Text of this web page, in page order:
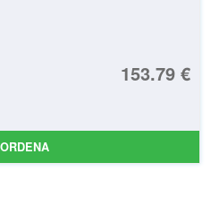
153.79 €